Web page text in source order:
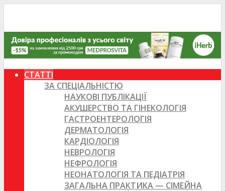
СТАТТІ
ЗА СПЕЦІАЛЬНІСТЮ
НАУКОВІ ПУБЛІКАЦІЇ
АКУШЕРСТВО ТА ГІНЕКОЛОГІЯ
ГАСТРОЕНТЕРОЛОГІЯ
ДЕРМАТОЛОГІЯ
КАРДІОЛОГІЯ
НЕВРОЛОГІЯ
НЕФРОЛОГІЯ
НЕОНАТОЛОГІЯ ТА ПЕДІАТРІЯ
ЗАГАЛЬНА ПРАКТИКА — СІМЕЙНА